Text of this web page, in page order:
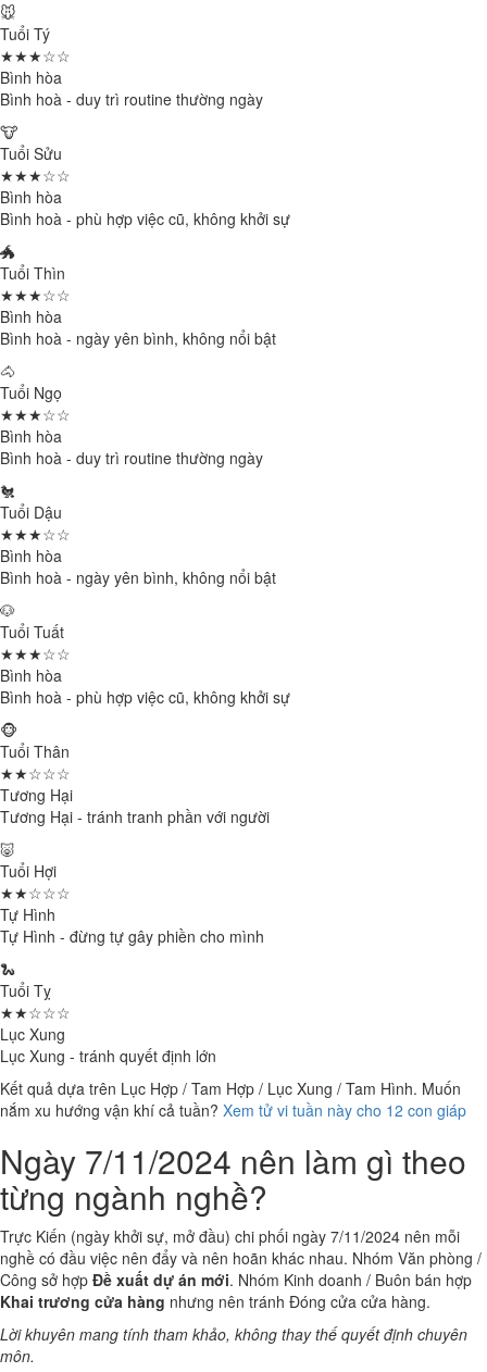
🐭
Tuổi Tý
★★★☆☆
Bình hòa
Bình hoà - duy trì routine thường ngày
🐮
Tuổi Sửu
★★★☆☆
Bình hòa
Bình hoà - phù hợp việc cũ, không khởi sự
🐲
Tuổi Thìn
★★★☆☆
Bình hòa
Bình hoà - ngày yên bình, không nổi bật
🐴
Tuổi Ngọ
★★★☆☆
Bình hòa
Bình hoà - duy trì routine thường ngày
🐔
Tuổi Dậu
★★★☆☆
Bình hòa
Bình hoà - ngày yên bình, không nổi bật
🐶
Tuổi Tuất
★★★☆☆
Bình hòa
Bình hoà - phù hợp việc cũ, không khởi sự
🐵
Tuổi Thân
★★☆☆☆
Tương Hại
Tương Hại - tránh tranh phần với người
🐷
Tuổi Hợi
★★☆☆☆
Tự Hình
Tự Hình - đừng tự gây phiền cho mình
🐍
Tuổi Tỵ
★★☆☆☆
Lục Xung
Lục Xung - tránh quyết định lớn
Kết quả dựa trên Lục Hợp / Tam Hợp / Lục Xung / Tam Hình. Muốn
nắm xu hướng vận khí cả tuần? Xem tử vi tuần này cho 12 con giáp
Ngày 7/11/2024 nên làm gì theo
từng ngành nghề?
Trực Kiến (ngày khởi sự, mở đầu) chi phối ngày 7/11/2024 nên mỗi
nghề có đầu việc nên đẩy và nên hoãn khác nhau. Nhóm Văn phòng /
Công sở hợp Đề xuất dự án mới. Nhóm Kinh doanh / Buôn bán hợp
Khai trương cửa hàng nhưng nên tránh Đóng cửa cửa hàng.
Lời khuyên mang tính tham khảo, không thay thế quyết định chuyên
môn.